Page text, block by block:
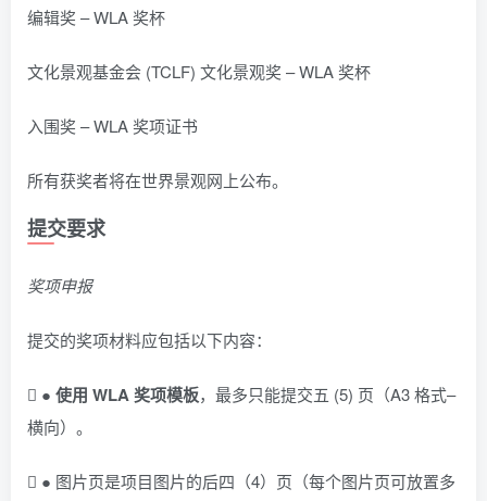
编辑奖 – WLA 奖杯
文化景观基金会 (TCLF) 文化景观奖 – WLA 奖杯
入围奖 – WLA 奖项证书
所有获奖者将在世界景观网上公布。
提交要求
奖项申报
提交的奖项材料应包括以下内容：
 ● 使用 WLA奖项模板，最多只能提交五 (5) 页（A3 格式–
横向）。
 ● 图片页是项目图片的后四（4）页（每个图片页可放置多